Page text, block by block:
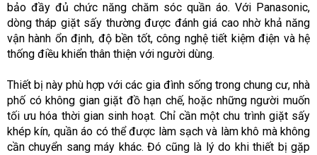
bảo đầy đủ chức năng chăm sóc quần áo. Với Panasonic,
dòng tháp giặt sấy thường được đánh giá cao nhờ khả năng
vận hành ổn định, độ bền tốt, công nghệ tiết kiệm điện và hệ
thống điều khiển thân thiện với người dùng.
Thiết bị này phù hợp với các gia đình sống trong chung cư, nhà
phố có không gian giặt đồ hạn chế, hoặc những người muốn
tối ưu hóa thời gian sinh hoạt. Chỉ cần một chu trình giặt sấy
khép kín, quần áo có thể được làm sạch và làm khô mà không
cần chuyển sang máy khác. Đó cũng là lý do khi thiết bị gặp